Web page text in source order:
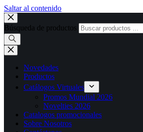
Saltar al contenido
Búsqueda de productos
Novedades
Productos
Catálogos Virtuales
Promos Mundial 2026
Novelties 2026
Catalogos promocionales
Sobre Nosotros